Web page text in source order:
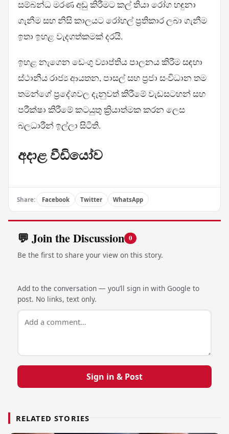
සම්බන්ධ මරණ අඩු කිරීමට කල් තියා රෝග හඳුනා
ගැනීම සහ නිසි කාලයට රෝහල් ප්‍රතිකාර ලබා ගැනීම
ඉතා ඉහළ වැදගත්කමක් දරයි.
ඉහළ නැගෙන ඩෙංගු ව්‍යාප්තිය පාලනය කිරීම සඳහා
ස්ථානීය රාජ්‍ය ආයතන, පාසල් සහ ප්‍රජා සංවිධාන තම
තමන්ගේ ප්‍රදේශවල දැනුවත් කිරීමේ වැඩසටහන් සහ
පරීක්ෂා කිරීමේ කටයුතු ක්‍රියාත්මක කරන ලෙස
බලධාරීන් ඉල්ලා සිටිති.
අදාළ වීඩියෝව
Share: Facebook Twitter WhatsApp
💬 Join the Discussion 0
Be the first to share your view on this story.
Add to the conversation — you’ll sign in with Google to
post. No links, text only.
Sign in & Post
RELATED STORIES